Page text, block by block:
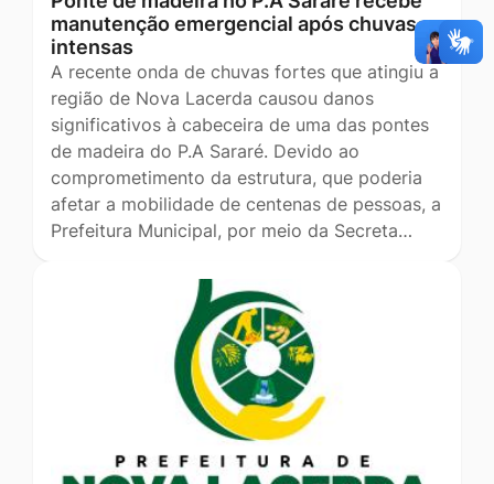
manutenção emergencial após chuvas
intensas
A recente onda de chuvas fortes que atingiu a
região de Nova Lacerda causou danos
significativos à cabeceira de uma das pontes
de madeira do P.A Sararé. Devido ao
comprometimento da estrutura, que poderia
afetar a mobilidade de centenas de pessoas, a
Prefeitura Municipal, por meio da Secreta…